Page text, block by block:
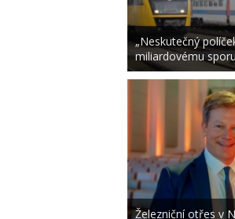
„Neskutečný
miliardovému
Železniční otřes v